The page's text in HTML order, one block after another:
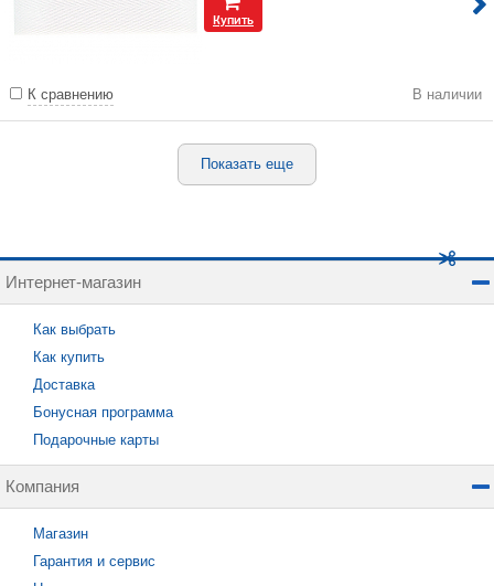
Купить
К сравнению В наличии
Показать еще
Интернет-магазин
Как выбрать
Как купить
Доставка
Бонусная программа
Подарочные карты
Компания
Магазин
Гарантия и сервис